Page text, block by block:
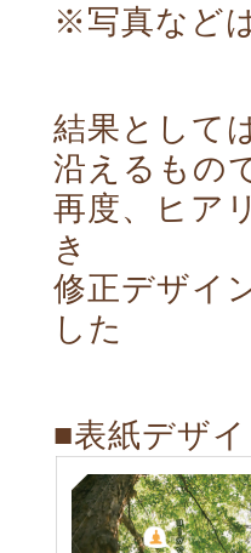
※写真など
結果として
沿えるもの
再度、ヒア
き
修正デザイ
した
■表紙デザ